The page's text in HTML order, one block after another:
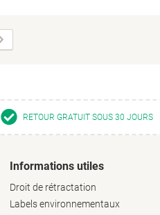
suivante
RETOUR GRATUIT SOUS 30 JOURS
Informations utiles
Droit de rétractation
Labels environnementaux